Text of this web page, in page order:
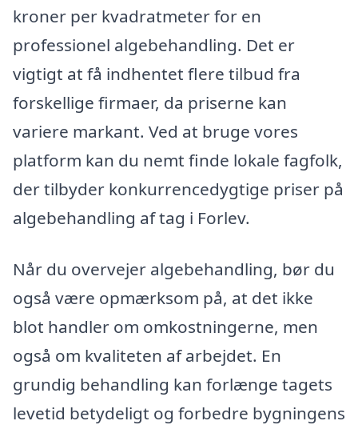
kroner per kvadratmeter for en
professionel algebehandling. Det er
vigtigt at få indhentet flere tilbud fra
forskellige firmaer, da priserne kan
variere markant. Ved at bruge vores
platform kan du nemt finde lokale fagfolk,
der tilbyder konkurrencedygtige priser på
algebehandling af tag i Forlev.
Når du overvejer algebehandling, bør du
også være opmærksom på, at det ikke
blot handler om omkostningerne, men
også om kvaliteten af arbejdet. En
grundig behandling kan forlænge tagets
levetid betydeligt og forbedre bygningens